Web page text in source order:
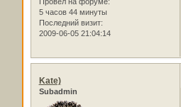
5 часов 44 минуты
Последний визит:
2009-06-05 21:04:14
Kate)
Subadmin